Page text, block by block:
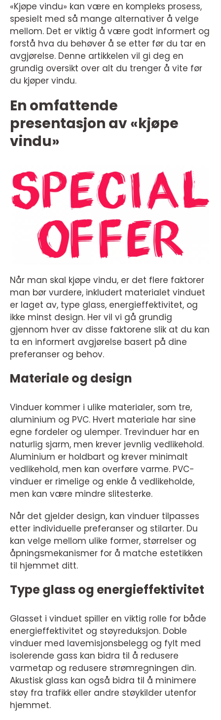
«Kjøpe vindu» kan være en kompleks prosess,
spesielt med så mange alternativer å velge
mellom. Det er viktig å være godt informert og
forstå hva du behøver å se etter før du tar en
avgjørelse. Denne artikkelen vil gi deg en
grundig oversikt over alt du trenger å vite før
du kjøper vindu.
En omfattende
presentasjon av «kjøpe
vindu»
Når man skal kjøpe vindu, er det flere faktorer
man bør vurdere, inkludert materialet vinduet
er laget av, type glass, energieffektivitet, og
ikke minst design. Her vil vi gå grundig
gjennom hver av disse faktorene slik at du kan
ta en informert avgjørelse basert på dine
preferanser og behov.
Materiale og design
Vinduer kommer i ulike materialer, som tre,
aluminium og PVC. Hvert materiale har sine
egne fordeler og ulemper. Trevinduer har en
naturlig sjarm, men krever jevnlig vedlikehold.
Aluminium er holdbart og krever minimalt
vedlikehold, men kan overføre varme. PVC-
vinduer er rimelige og enkle å vedlikeholde,
men kan være mindre slitesterke.
Når det gjelder design, kan vinduer tilpasses
etter individuelle preferanser og stilarter. Du
kan velge mellom ulike former, størrelser og
åpningsmekanismer for å matche estetikken
til hjemmet ditt.
Type glass og energieffektivitet
Glasset i vinduet spiller en viktig rolle for både
energieffektivitet og støyreduksjon. Doble
vinduer med lavemisjonsbelegg og fylt med
isolerende gass kan bidra til å redusere
varmetap og redusere strømregningen din.
Akustisk glass kan også bidra til å minimere
støy fra trafikk eller andre støykilder utenfor
hjemmet.